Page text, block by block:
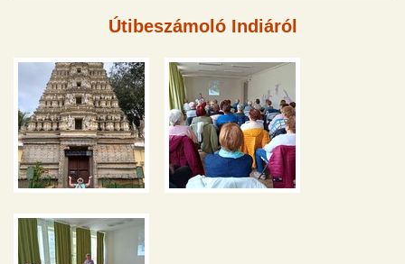
Útibeszámoló Indiáról